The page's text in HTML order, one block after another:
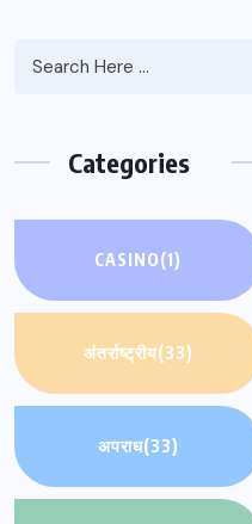
Categories
CASINO(1)
अंतर्राष्ट्रीय(33)
अपराध(33)